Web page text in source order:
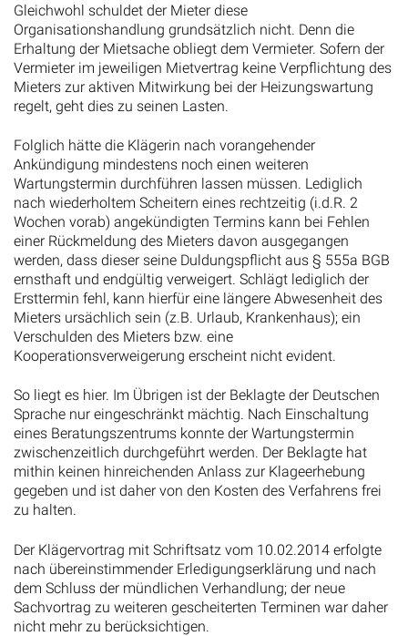
Gleichwohl schuldet der Mieter diese
Organisationshandlung grundsätzlich nicht. Denn die
Erhaltung der Mietsache obliegt dem Vermieter. Sofern der
Vermieter im jeweiligen Mietvertrag keine Verpflichtung des
Mieters zur aktiven Mitwirkung bei der Heizungswartung
regelt, geht dies zu seinen Lasten.
Folglich hätte die Klägerin nach vorangehender
Ankündigung mindestens noch einen weiteren
Wartungstermin durchführen lassen müssen. Lediglich
nach wiederholtem Scheitern eines rechtzeitig (i.d.R. 2
Wochen vorab) angekündigten Termins kann bei Fehlen
einer Rückmeldung des Mieters davon ausgegangen
werden, dass dieser seine Duldungspflicht aus § 555a BGB
ernsthaft und endgültig verweigert. Schlägt lediglich der
Ersttermin fehl, kann hierfür eine längere Abwesenheit des
Mieters ursächlich sein (z.B. Urlaub, Krankenhaus); ein
Verschulden des Mieters bzw. eine
Kooperationsverweigerung erscheint nicht evident.
So liegt es hier. Im Übrigen ist der Beklagte der Deutschen
Sprache nur eingeschränkt mächtig. Nach Einschaltung
eines Beratungszentrums konnte der Wartungstermin
zwischenzeitlich durchgeführt werden. Der Beklagte hat
mithin keinen hinreichenden Anlass zur Klageerhebung
gegeben und ist daher von den Kosten des Verfahrens frei
zu halten.
Der Klägervortrag mit Schriftsatz vom 10.02.2014 erfolgte
nach übereinstimmender Erledigungserklärung und nach
dem Schluss der mündlichen Verhandlung; der neue
Sachvortrag zu weiteren gescheiterten Terminen war daher
nicht mehr zu berücksichtigen.